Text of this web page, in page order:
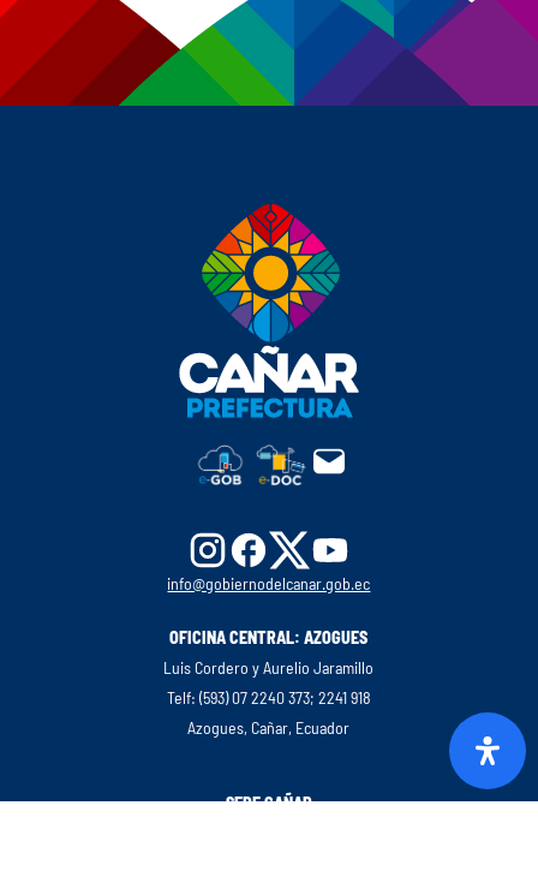
info@gobiernodelcanar.gob.ec
OFICINA CENTRAL: AZOGUES
Luis Cordero y Aurelio Jaramillo
Telf: (593) 07 2240 373; 2241 918
Azogues, Cañar, Ecuador
SEDE CAÑAR